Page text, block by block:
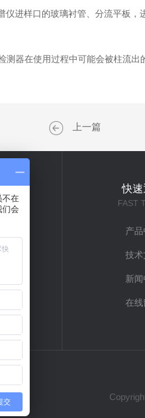
样口的玻璃衬管、分流平板，
在使用过程中可能会被柱流出
上一篇
快
FAST
产
技术
新
在
不在
们会
交